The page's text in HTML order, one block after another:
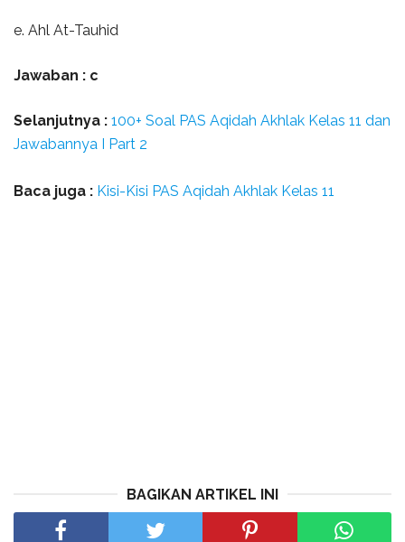
e. Ahl At-Tauhid
Jawaban : c
Selanjutnya : 100+ Soal PAS Aqidah Akhlak Kelas 11 dan
Jawabannya I Part 2
Baca juga : Kisi-Kisi PAS Aqidah Akhlak Kelas 11
BAGIKAN ARTIKEL INI